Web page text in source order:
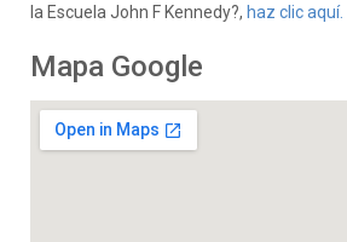
la Escuela John F Kennedy?, haz clic aquí.
Mapa Google